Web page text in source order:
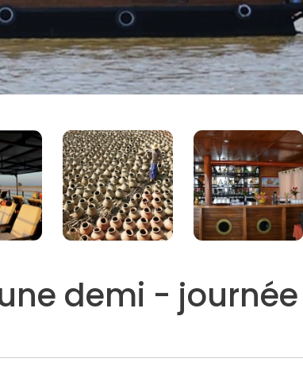
demi - journée